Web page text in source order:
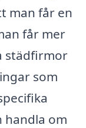
man får en
får mer
städfirmor
som
handla om